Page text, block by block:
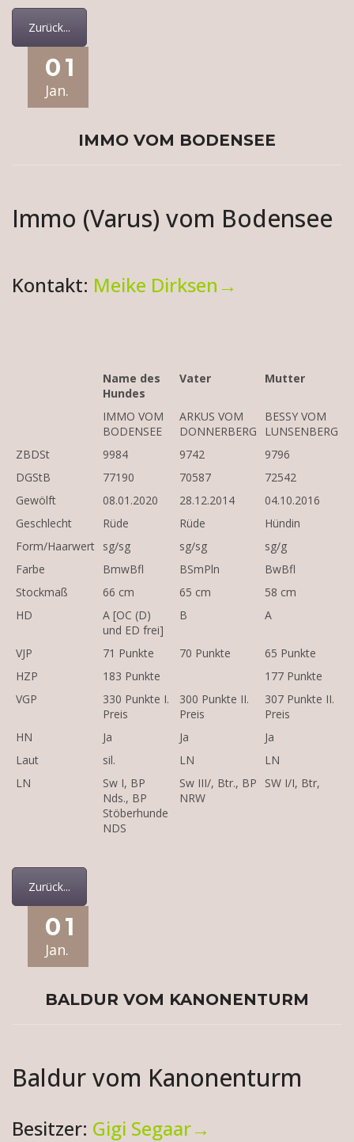
Zurück...
01
Jan.
IMMO VOM BODENSEE
Immo (Varus) vom Bodensee
Kontakt: Meike Dirksen→
Name des
Hundes
Vater Mutter
IMMO VOM
BODENSEE
ARKUS VOM
DONNERBERG
BESSY VOM
LUNSENBERG
ZBDSt
9984 9742
9796
DGStB
77190 70587
72542
Gewölft
08.01.2020 28.12.2014
04.10.2016
Geschlecht
Rüde Rüde
Hündin
Form/Haarwert sg/sg sg/sg
sg/g
Farbe
BmwBfl BSmPln
BwBfl
Stockmaß
66 cm 65 cm
58 cm
HD
A [OC (D)
und ED frei]
B A
VJP 71 Punkte 70 Punkte
65 Punkte
HZP
183 Punkte
177 Punkte
VGP
330 Punkte I.
Preis
300 Punkte II.
Preis
307 Punkte II.
Preis
HN
Ja Ja
Ja
Laut
sil. LN
LN
LN
Sw I, BP
Nds., BP
Stöberhunde
NDS
Sw III/, Btr., BP
NRW
SW I/I, Btr,
Zurück...
01
Jan.
BALDUR VOM KANONENTURM
Baldur vom Kanonenturm
Besitzer: Gigi Segaar→